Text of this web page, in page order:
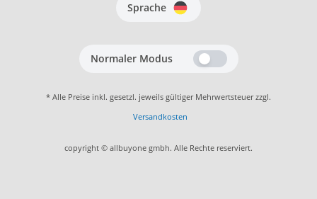
Sprache
Normaler Modus
* Alle Preise inkl. gesetzl. jeweils gültiger Mehrwertsteuer zzgl.
Versandkosten
copyright © allbuyone gmbh. Alle Rechte reserviert.